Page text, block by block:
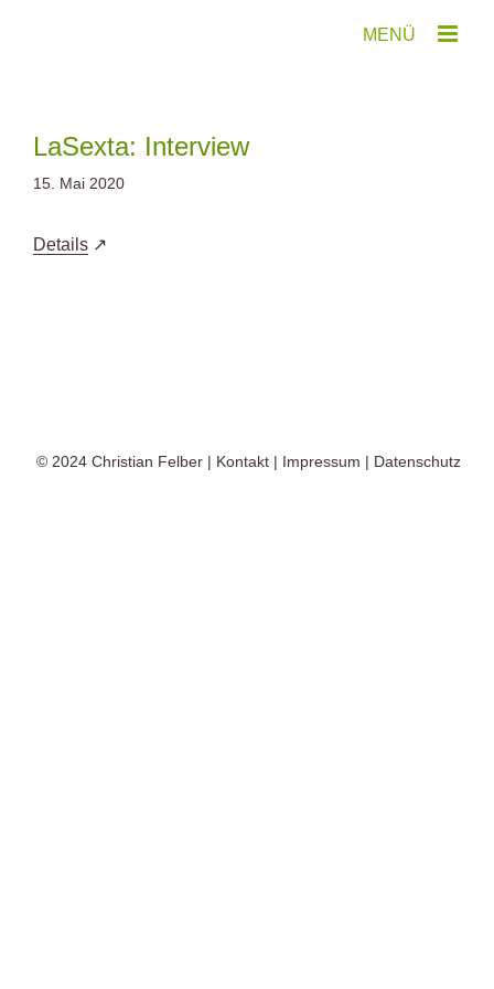
LaSexta: Interview
15. Mai 2020
Details
© 2024 Christian Felber | Kontakt | Impressum | Datenschutz